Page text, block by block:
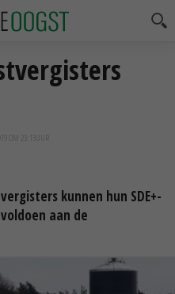
OM 23:13
kunnen hun SDE+-
aan de